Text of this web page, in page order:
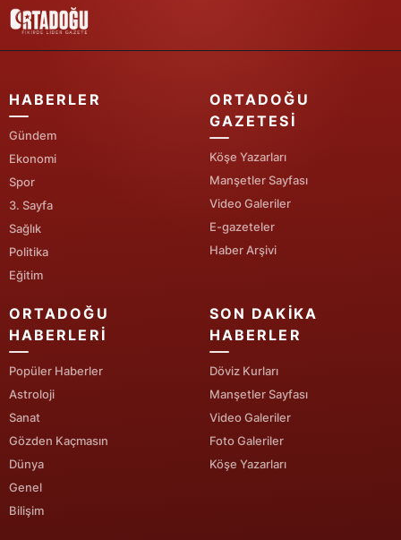
Ardahan
Iğdır
Yalova
Karabük
Kilis
Düzce
HABERLER
Gündem
Ekonomi
Spor
3. Sayfa
Sağlık
Politika
Eğitim
ORTADOĞU
GAZETESI
Köşe Yazarları
Manşetler Sayfası
Video Galeriler
E-gazeteler
Haber Arşivi
ORTADOĞU
HABERLERI
Popüler Haberler
Astroloji
Sanat
Gözden Kaçmasın
Dünya
Genel
Bilişim
SON DAKIKA
HABERLER
Döviz Kurları
Manşetler Sayfası
Video Galeriler
Foto Galeriler
Köşe Yazarları